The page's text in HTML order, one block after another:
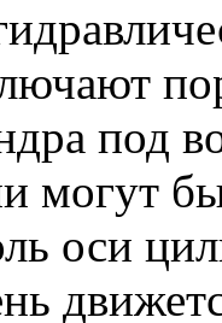
под
могут
оси